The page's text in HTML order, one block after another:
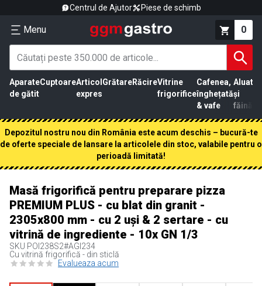
Centrul de Ajutor Piese de schimb
Menu 0
Aparate
de gătit
CuptoareArticol
expres
GrătareRăcireVitrine
frigorifice
Cafenea,
înghețată
& vafe
Aluat
și
făină
Depozitul nostru nou din România este acum deschis – bucură-te
de oferte speciale de lansare la articolele din stoc, valabile pentru o
perioadă limitată!
Masă frigorifică pentru preparare pizza
PREMIUM PLUS - cu blat din granit -
2305x800 mm - cu 2 uși & 2 sertare - cu
vitrină de ingrediente - 10x GN 1/3
SKU POI238S2#AGI234
Cu vitrină frigorifică - din sticlă
Evalueaza acum